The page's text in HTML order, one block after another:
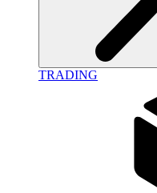
TRADING